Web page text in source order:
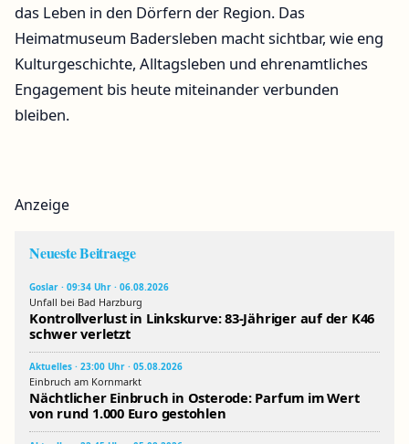
das Leben in den Dörfern der Region. Das
Heimatmuseum Badersleben macht sichtbar, wie eng
Kulturgeschichte, Alltagsleben und ehrenamtliches
Engagement bis heute miteinander verbunden
bleiben.
Anzeige
Neueste Beitraege
Goslar · 09:34 Uhr · 06.08.2026
Unfall bei Bad Harzburg
Kontrollverlust in Linkskurve: 83-Jähriger auf der K46
schwer verletzt
Aktuelles · 23:00 Uhr · 05.08.2026
Einbruch am Kornmarkt
Nächtlicher Einbruch in Osterode: Parfum im Wert
von rund 1.000 Euro gestohlen